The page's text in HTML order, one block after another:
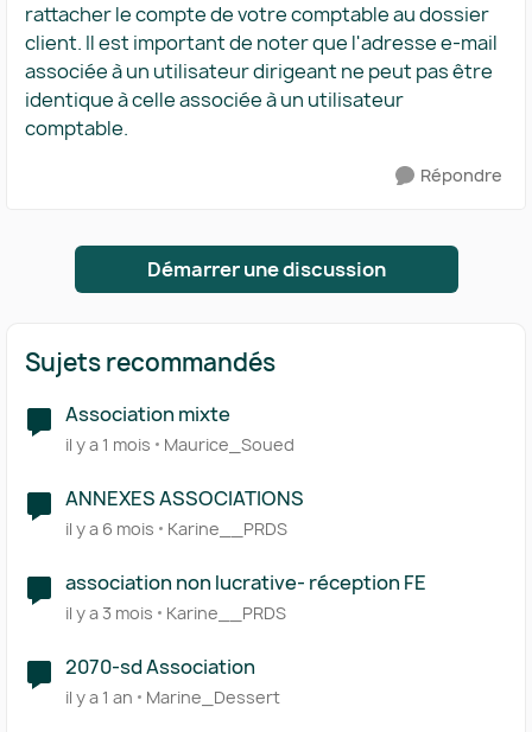
rattacher le compte de votre comptable au dossier
client. Il est important de noter que l'adresse e-mail
associée à un utilisateur dirigeant ne peut pas être
identique à celle associée à un utilisateur
comptable.
Répondre
Démarrer une discussion
Sujets recommandés
Association mixte
il y a 1 mois Maurice_Soued
ANNEXES ASSOCIATIONS
il y a 6 mois Karine__PRDS
association non lucrative- réception FE
il y a 3 mois Karine__PRDS
2070-sd Association
il y a 1 an Marine_Dessert